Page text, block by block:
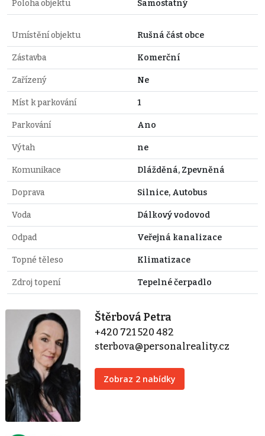
Poloha objektu Samostatný
Umístění objektu Rušná část obce
Zástavba Komerční
Zařízený Ne
Míst k parkování 1
Parkování Ano
Výtah ne
Komunikace Dlážděná, Zpevněná
Doprava Silnice, Autobus
Voda Dálkový vodovod
Odpad Veřejná kanalizace
Topné těleso Klimatizace
Zdroj topení Tepelné čerpadlo
Štěrbová Petra
+420 721 520 482
sterbova@personalreality.cz
Zobraz 2 nabídky